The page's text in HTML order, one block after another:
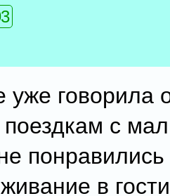
уже говорила
поездкам с
понравились
в